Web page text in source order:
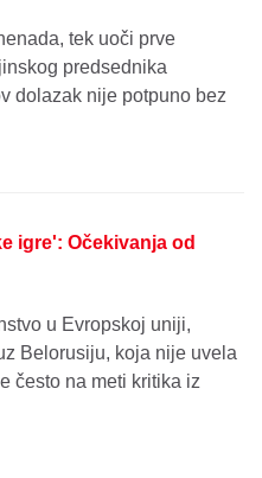
tek uoči prve
predsednika
dolazak nije potpuno bez
igre': Očekivanja od
u Evropskoj uniji,
Belorusiju, koja nije uvela
često na meti kritika iz